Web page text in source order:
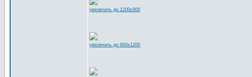
увеличить до 1200x900
увеличить до 900x1200